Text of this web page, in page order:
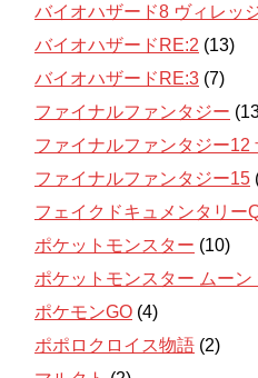
バイオハザード8 ヴィレッ
バイオハザードRE:2 (13)
バイオハザードRE:3 (7)
ファイナルファンタジー
ファイナルファンタジー12
ファイナルファンタジー15
フェイクドキュメンタリー
ポケットモンスター (10)
ポケットモンスター ムーン
ポケモンGO (4)
ポポロクロイス物語 (2)